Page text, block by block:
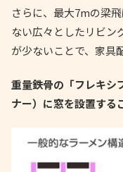
さらに、最大7mの梁
ない広々としたリビン
が少ないことで、家具
重量鉄骨の「フレキシ
ナー）に窓を設置する